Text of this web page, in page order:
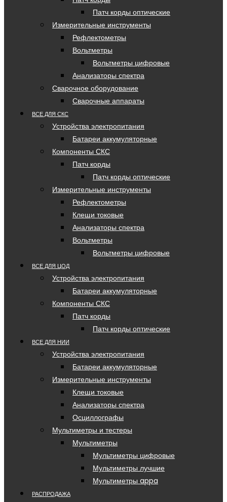
Патч корды оптические
Измерительные инструменты
Рефлектометры
Вольтметры
Вольтметры цифровые
Анализаторы спектра
Сварочное оборудование
Сварочные аппараты
ВСЕ ДЛЯ СКС
Устройства электропитания
Батареи аккумуляторные
Компоненты СКС
Патч корды
Патч корды оптические
Измерительные инструменты
Рефлектометры
Клещи токовые
Анализаторы спектра
Вольтметры
Вольтметры цифровые
ВСЕ ДЛЯ ЦОД
Устройства электропитания
Батареи аккумуляторные
Компоненты СКС
Патч корды
Патч корды оптические
ВСЕ ДЛЯ НИИ
Устройства электропитания
Батареи аккумуляторные
Измерительные инструменты
Клещи токовые
Анализаторы спектра
Осциллографы
Мультиметры и тестеры
Мультиметры
Мультиметры цифровые
Мультиметры лучшие
Мультиметры appa
РАСПРОДАЖА